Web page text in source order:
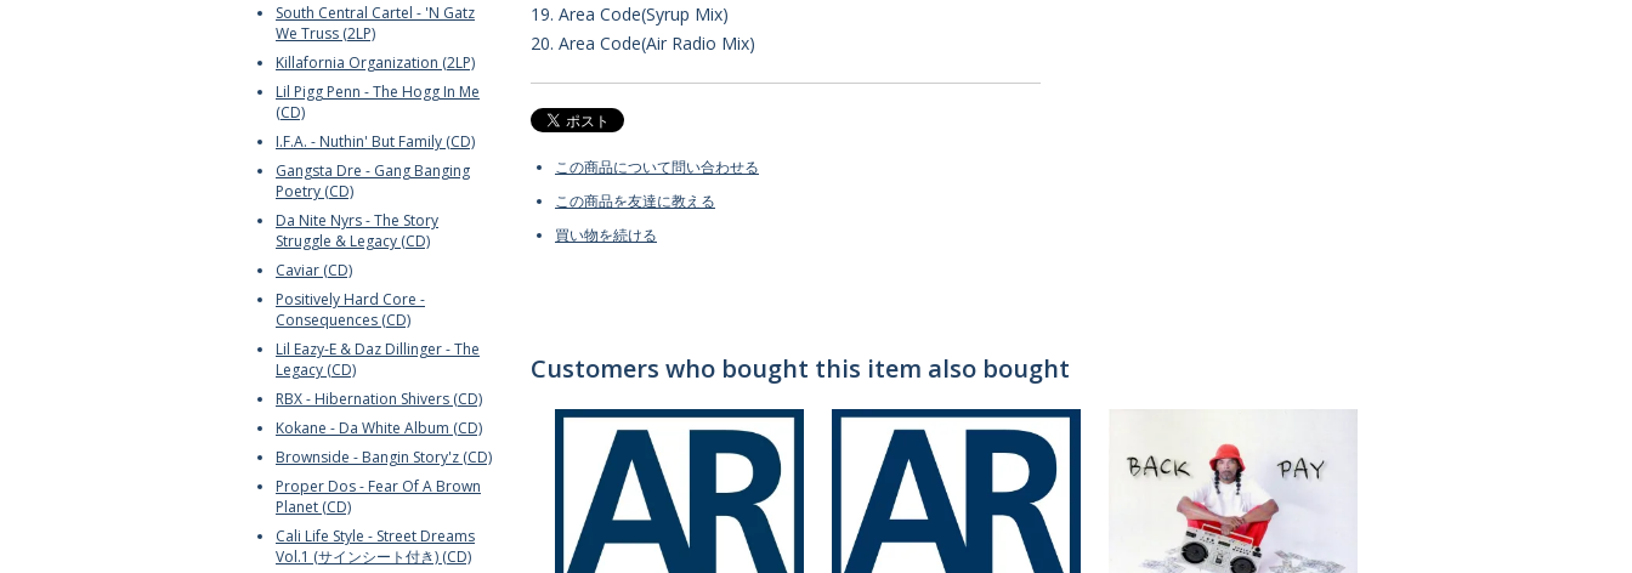
19. Area Code(Syrup Mix)
20. Area Code(Air Radio Mix)
この商品について問い合わせる
この商品を友達に教える
買い物を続ける
Customers who bought this item also bought
South Central Cartel - 'N Gatz
We Truss (2LP)
Killafornia Organization (2LP)
Lil Pigg Penn - The Hogg In Me
(CD)
I.F.A. - Nuthin' But Family (CD)
Gangsta Dre - Gang Banging
Poetry (CD)
Da Nite Nyrs - The Story
Struggle & Legacy (CD)
Caviar (CD)
Positively Hard Core -
Consequences (CD)
Lil Eazy-E & Daz Dillinger - The
Legacy (CD)
RBX - Hibernation Shivers (CD)
Kokane - Da White Album (CD)
Brownside - Bangin Story'z (CD)
Proper Dos - Fear Of A Brown
Planet (CD)
Cali Life Style - Street Dreams
Vol.1 (サインシート付き) (CD)